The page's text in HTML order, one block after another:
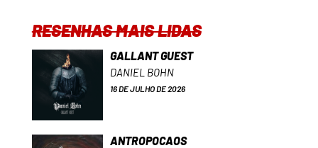
RESENHAS MAIS LIDAS
GALLANT GUEST
DANIEL BOHN
16 DE JULHO DE 2026
ANTROPOCAOS